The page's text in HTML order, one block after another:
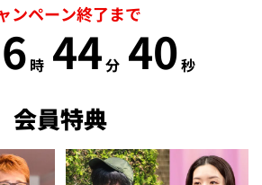
ンペーン終了まで
時 44分 39秒
会員特典